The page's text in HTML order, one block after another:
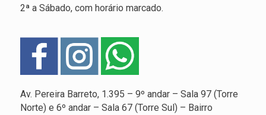
2ª a Sábado, com horário marcado.
Av. Pereira Barreto, 1.395 – 9º andar – Sala 97 (Torre
Norte) e 6º andar – Sala 67 (Torre Sul) – Bairro